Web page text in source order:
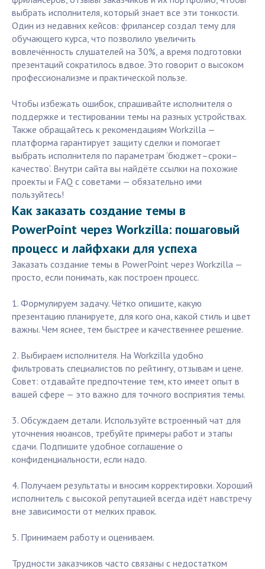
выбрать исполнителя, который знает все эти тонкости.
Один из недавних кейсов: фрилансер создал тему для
обучающего курса, что позволило увеличить
вовлечённость слушателей на 30%, а время подготовки
презентаций сократилось вдвое. Это говорит о высоком
профессионализме и практической пользе.
Чтобы избежать ошибок, спрашивайте исполнителя о
поддержке и тестировании темы на разных устройствах.
Также обращайтесь к рекомендациям Workzilla —
платформа гарантирует защиту сделки и помогает
выбрать исполнителя по параметрам ‘бюджет–сроки–
качество’. Внутри сайта вы найдёте ссылки на похожие
проекты и FAQ с советами — обязательно ими
пользуйтесь!
Как заказать создание темы в
PowerPoint через Workzilla: пошаговый
процесс и лайфхаки для успеха
Заказать создание темы в PowerPoint через Workzilla —
просто, если понимать, как построен процесс.
1. Формулируем задачу. Чётко опишите, какую
презентацию планируете, для кого она, какой стиль и цвет
важны. Чем яснее, тем быстрее и качественнее решение.
2. Выбираем исполнителя. На Workzilla удобно
фильтровать специалистов по рейтингу, отзывам и цене.
Совет: отдавайте предпочтение тем, кто имеет опыт в
вашей сфере — это важно для точного восприятия темы.
3. Обсуждаем детали. Используйте встроенный чат для
уточнения нюансов, требуйте примеры работ и этапы
сдачи. Подпишите удобное соглашение о
конфиденциальности, если надо.
4. Получаем результаты и вносим корректировки. Хороший
исполнитель с высокой репутацией всегда идёт навстречу
вне зависимости от мелких правок.
5. Принимаем работу и оцениваем.
Трудности заказчиков часто связаны с недостатком